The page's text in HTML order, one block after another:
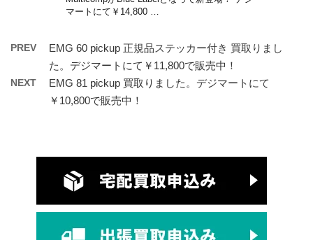
マートにて￥14,800 …
PREV
EMG 60 pickup 正規品ステッカー付き 買取りまし
た。デジマートにて￥11,800で販売中！
NEXT
EMG 81 pickup 買取りました。デジマートにて
￥10,800で販売中！